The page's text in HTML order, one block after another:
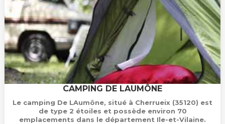
CAMPING DE LAUMÔNE
Le camping De LAumône, situé à Cherrueix (35120) est
de type 2 étoiles et possède environ 70
emplacements dans le département Ile-et-Vilaine.